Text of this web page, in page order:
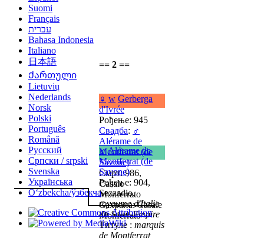
== 2 ==
♀ w Gerberga
d'Ivrée
Рођење: 945
Свадба: ♂
Alérame de
Montferrat (de
Savone)
Смрт: 986,
Casale
Monferrato
Сахрана: Casale
Monferrato
♂Alérame de
Montferrat (de
Savone)
Рођење: 904,
Sezzadio,
royaume d'Italie
du Saint-Empire
Титуле : marquis
de Montferrat
Suomi
Français
עברית
Bahasa Indonesia
Italiano
日本語
Ქართული
Lietuvių
Nederlands
Norsk
Polski
Português
Română
Русский
Српски / srpski
Svenska
Українська
Oʻzbekcha/ўзбекча